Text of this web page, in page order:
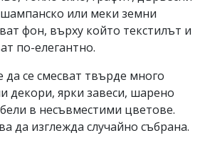
или меки земни
фон, върху който текстилът и
по-елегантно.
да се смесват твърде много
декори, ярки завеси, шарено
в несъвместими цветове.
да изглежда случайно събрана.